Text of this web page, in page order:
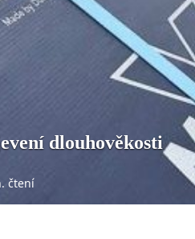
dlouhověkosti
čtení